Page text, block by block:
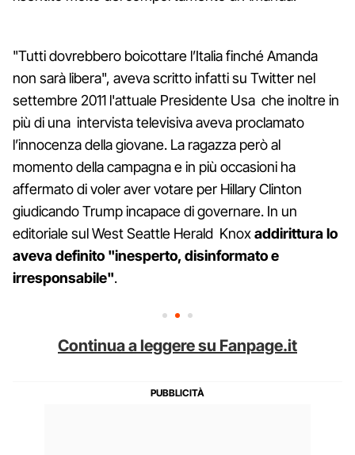
"Tutti dovrebbero boicottare l’Italia finché Amanda
non sarà libera", aveva scritto infatti su Twitter nel
settembre 2011 l'attuale Presidente Usa che inoltre in
più di una intervista televisiva aveva proclamato
l’innocenza della giovane. La ragazza però al
momento della campagna e in più occasioni ha
affermato di voler aver votare per Hillary Clinton
giudicando Trump incapace di governare. In un
editoriale sul West Seattle Herald Knoxaddirittura lo
aveva definito "inesperto, disinformato e
irresponsabile".
Continua a leggere su Fanpage.it